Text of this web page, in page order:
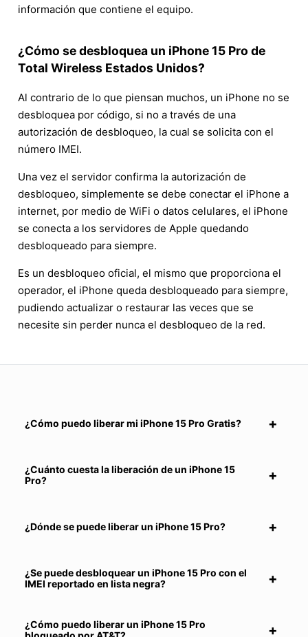
información que contiene el equipo.
¿Cómo se desbloquea un iPhone 15 Pro de
Total Wireless Estados Unidos?
Al contrario de lo que piensan muchos, un iPhone no se
desbloquea por código, si no a través de una
autorización de desbloqueo, la cual se solicita con el
número IMEI.
Una vez el servidor confirma la autorización de
desbloqueo, simplemente se debe conectar el iPhone a
internet, por medio de WiFi o datos celulares, el iPhone
se conecta a los servidores de Apple quedando
desbloqueado para siempre.
Es un desbloqueo oficial, el mismo que proporciona el
operador, el iPhone queda desbloqueado para siempre,
pudiendo actualizar o restaurar las veces que se
necesite sin perder nunca el desbloqueo de la red.
¿Cómo puedo liberar mi iPhone 15 Pro Gratis?
¿Cuánto cuesta la liberación de un iPhone 15
Pro?
¿Dónde se puede liberar un iPhone 15 Pro?
¿Se puede desbloquear un iPhone 15 Pro con el
IMEI reportado en lista negra?
¿Cómo puedo liberar un iPhone 15 Pro